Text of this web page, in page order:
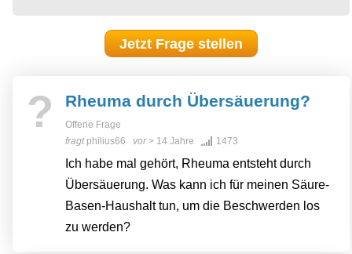
Jetzt Frage stellen
? Rheuma durch Übersäuerung?
Offene Frage
fragt philius66 vor> 14 Jahre 1473
Ich habe mal gehört, Rheuma entsteht durch
Übersäuerung. Was kann ich für meinen Säure-
Basen-Haushalt tun, um die Beschwerden los
zu werden?